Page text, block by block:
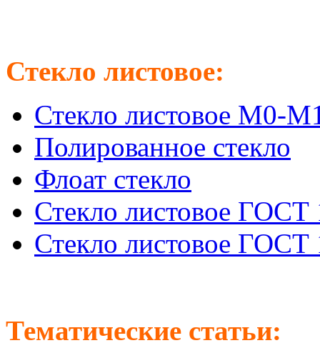
Стекло листовое:
Стекло листовое М0-
Полированное стекло
Флоат стекло
Стекло листовое ГОСТ
Стекло листовое ГОСТ
Тематические статьи: